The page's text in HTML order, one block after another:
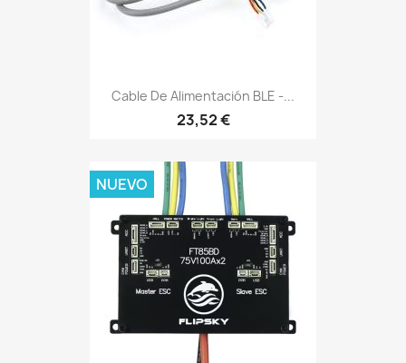
Cable De Alimentación BLE -...
23,52 €
NUEVO